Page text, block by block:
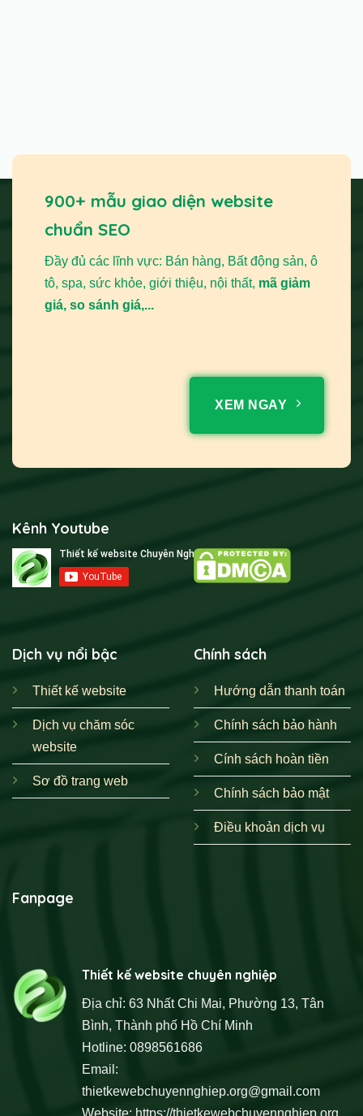
900+ mẫu giao diện website
chuẩn SEO
Đầy đủ các lĩnh vực: Bán hàng, Bất động sản, ô
tô, spa, sức khỏe, giới thiệu, nội thất, mã giảm
giá, so sánh giá,...
XEM NGAY
Kênh Youtube
Dịch vụ nổi bậc
Thiết kế website
Dịch vụ chăm sóc
website
Sơ đồ trang web
Chính sách
Hướng dẫn thanh toán
Chính sách bảo hành
Cính sách hoàn tiền
Chính sách bảo mật
Điều khoản dịch vụ
Fanpage
Thiết kế website chuyên nghiệp
Địa chỉ: 63 Nhất Chi Mai, Phường 13, Tân
Bình, Thành phố Hồ Chí Minh
Hotline: 0898561686
Email:
thietkewebchuyennghiep.org@gmail.com
Website: https://thietkewebchuyennghiep.org